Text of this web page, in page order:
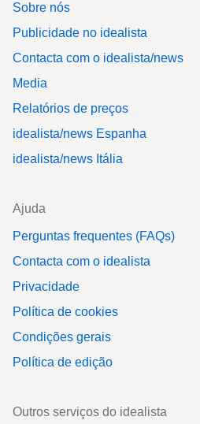
Sobre nós
Publicidade no idealista
Contacta com o idealista/news
Media
Relatórios de preços
idealista/news Espanha
idealista/news Itália
Ajuda
Perguntas frequentes (FAQs)
Contacta com o idealista
Privacidade
Política de cookies
Condições gerais
Política de edição
Outros serviços do idealista